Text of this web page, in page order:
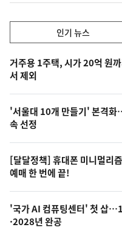
기,
최
신,
오
늘
의
영
상
오
인기 뉴스
인
기
뉴
스
거주용 1주택, 시가 20억 원
서 제외
'서울대 10개 만들기' 본격화
속 선정
[달달정책] 휴대폰 미니멀리
예매 한 번에 끝!
'국가 AI 컴퓨팅센터' 첫 삽
·2028년 완공